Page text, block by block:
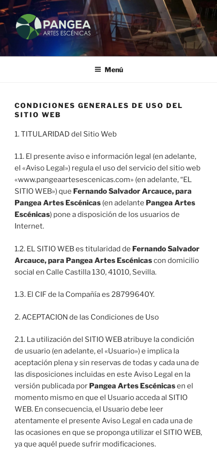
PANGEA ARTES ESCÉNICAS
Pangea
Menú
CONDICIONES GENERALES DE USO DEL
SITIO WEB
1. TITULARIDAD del Sitio Web
1.1. El presente aviso e información legal (en adelante,
el «Aviso Legal») regula el uso del servicio del sitio web
«www.pangeaartesescenicas.com» (en adelante, “EL
SITIO WEB») que Fernando Salvador Arcauce, para
Pangea Artes Escénicas (en adelante Pangea Artes
Escénicas) pone a disposición de los usuarios de
Internet.
1.2. EL SITIO WEB es titularidad de Fernando Salvador
Arcauce, para Pangea Artes Escénicascon domicilio
social en Calle Castilla 130, 41010, Sevilla.
1.3. El CIF de la Compañía es 28799640Y.
2. ACEPTACION de las Condiciones de Uso
2.1. La utilización del SITIO WEB atribuye la condición
de usuario (en adelante, el «Usuario») e implica la
aceptación plena y sin reservas de todas y cada una de
las disposiciones incluidas en este Aviso Legal en la
versión publicada por Pangea Artes Escénicasen el
momento mismo en que el Usuario acceda al SITIO
WEB. En consecuencia, el Usuario debe leer
atentamente el presente Aviso Legal en cada una de
las ocasiones en que se proponga utilizar el SITIO WEB,
ya que aquél puede sufrir modificaciones.